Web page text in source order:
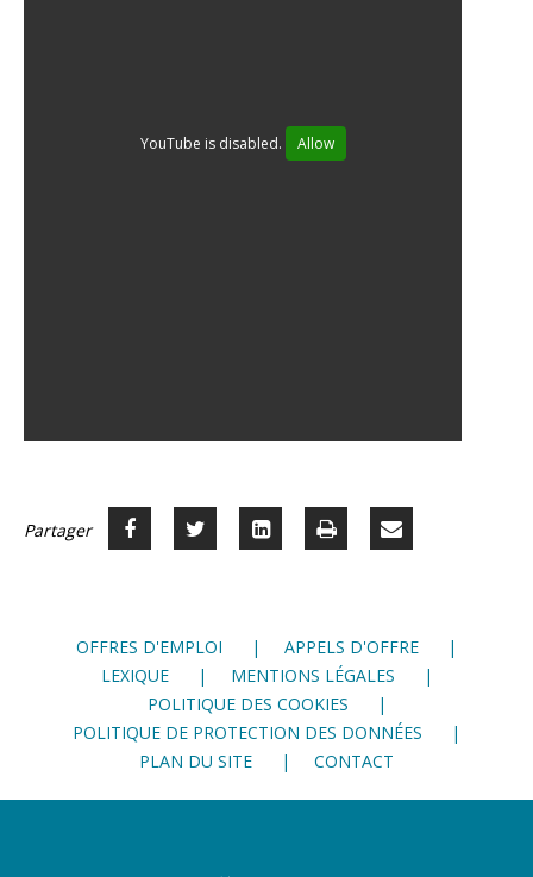
YouTube is disabled. Allow
Partager Partager
Partager
Voir
Imprimer
Partager
OFFRES D'EMPLOI
APPELS D'OFFRE
LEXIQUE
MENTIONS LÉGALES
POLITIQUE DES COOKIES
POLITIQUE DE PROTECTION DES DONNÉES
PLAN DU SITE
CONTACT